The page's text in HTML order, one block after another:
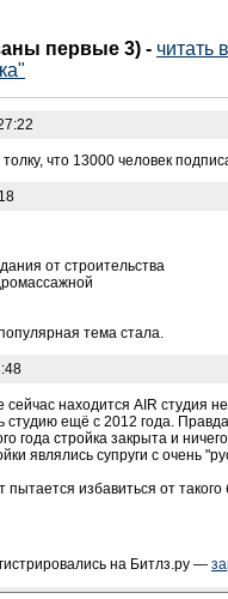
первые 3) - читать
что 13000 человек
от строительства
тема стала.
сейчас находится AIR студия
ещё с 2012 года.
года стройка закрыта и
являлись супруги с очень
избавиться от такого
на Битлз.ру —